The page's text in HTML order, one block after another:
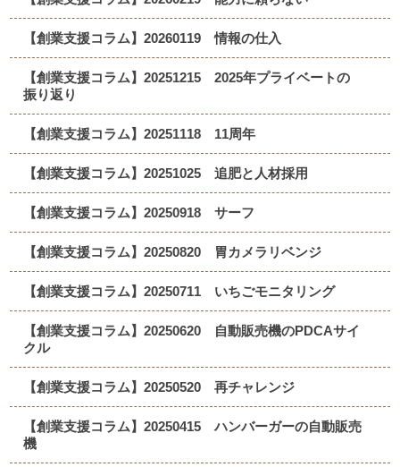
【創業支援コラム】20260119 情報の仕入
【創業支援コラム】20251215 2025年プライベートの
振り返り
【創業支援コラム】20251118 11周年
【創業支援コラム】20251025 追肥と人材採用
【創業支援コラム】20250918 サーフ
【創業支援コラム】20250820 胃カメラリベンジ
【創業支援コラム】20250711 いちごモニタリング
【創業支援コラム】20250620 自動販売機のPDCAサイ
クル
【創業支援コラム】20250520 再チャレンジ
【創業支援コラム】20250415 ハンバーガーの自動販売
機